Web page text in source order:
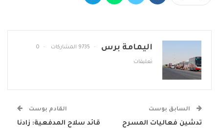
اليمامة برس 9735 المشاركات 0
تعليقات
السابق بوست
تدشين فعاليات المسرح
القادم بوست
قائد سلاح المدفعية: زادنا